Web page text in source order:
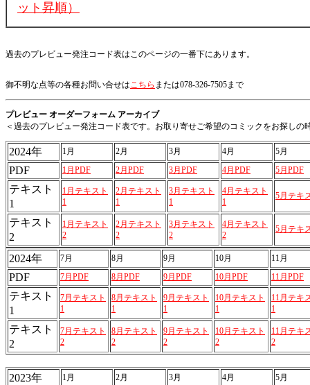
ット昇順）
過去のプレビュー発注コード表はこのページの一番下にあります。
御不明な点等の各種お問い合せはこちら または078-326-7505まで
プレビュー オーダーフォーム アーカイブ
＜過去のプレビュー発注コード表です。お取り寄せご希望のコミックをお探しの
2024年 1月 2月 3月 4月 5月
PDF 1月PDF 2月PDF 3月PDF 4月PDF 5月PDF
テキスト
1
1月テキスト
1
2月テキスト
1
3月テキスト
1
4月テキスト
1
5月テキ
テキスト
2
1月テキスト
2
2月テキスト
2
3月テキスト
2
4月テキスト
2
5月テキ
2024年 7月 8月 9月 10月 11月
PDF 7月PDF 8月PDF 9月PDF 10月PDF 11月PDF
テキスト
1
7月テキスト
1
8月テキスト
1
9月テキスト
1
10月テキスト
1
11月テキ
1
テキスト
2
7月テキスト
2
8月テキスト
2
9月テキスト
2
10月テキスト
2
11月テキ
2
2023年 1月 2月 3月 4月 5月